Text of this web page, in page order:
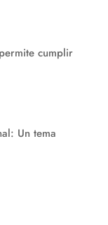
cumplir
Un tema